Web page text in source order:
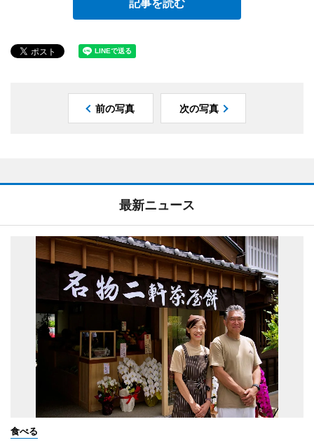
前の写真 次の写真
最新ニュース
食べる